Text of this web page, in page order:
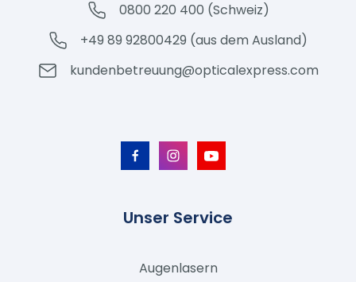
0800 220 400 (Schweiz)
+49 89 92800429 (aus dem Ausland)
kundenbetreuung@opticalexpress.com
Unser Service
Augenlasern